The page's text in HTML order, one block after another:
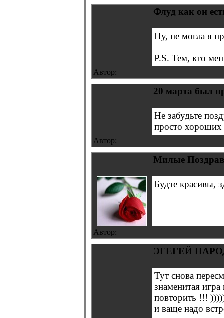
Флуд как он
Ну, не могла я
P.S. Тем, кто
Автор:
20 марта был
Не забудьте
просто хороших
Автор:
Милые
Будте красивы,
Автор:
ЭГЕГЕЙ
Тут снова
знаменитая
повторить !!!
и ваще надо